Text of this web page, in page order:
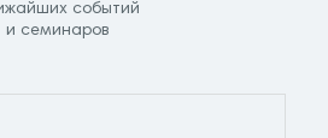
событий
и семинаров